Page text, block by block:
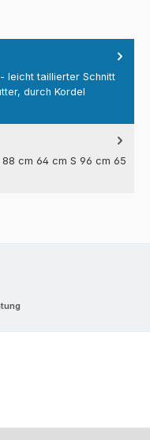
leicht taillierter Schnitt
durch Kordel
88 cm 64 cm S 96 cm 65